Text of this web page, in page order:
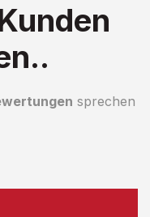
sprechen